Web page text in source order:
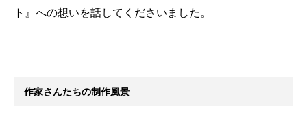
ト』への想いを話してくださいました。
作家さんたちの制作風景